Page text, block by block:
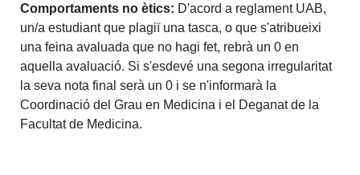
Comportaments no ètics: D'acord a reglament UAB,
un/a estudiant que plagiï una tasca, o que s'atribueixi
una feina avaluada que no hagi fet, rebrà un 0 en
aquella avaluació. Si s'esdevé una segona irregularitat
la seva nota final serà un 0 i se n'informarà la
Coordinació del Grau en Medicina i el Deganat de la
Facultat de Medicina.